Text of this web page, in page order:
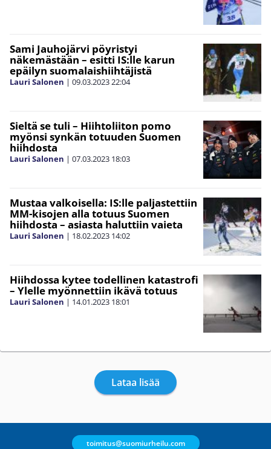
Sami Jauhojärvi pöyristyi
näkemästään – esitti IS:lle karun
epäilyn suomalaishiihtäjistä
Lauri Salonen | 09.03.202322:04
Sieltä se tuli – Hiihtoliiton pomo
myönsi synkän totuuden Suomen
hiihdosta
Lauri Salonen | 07.03.2023 18:03
Mustaa valkoisella: IS:lle paljastettiin
MM-kisojen alla totuus Suomen
hiihdosta – asiasta haluttiin vaieta
Lauri Salonen | 18.02.2023 14:02
Hiihdossa kytee todellinen katastrofi
– Ylelle myönnettiin ikävä totuus
Lauri Salonen | 14.01.2023 18:01
Lataa lisää
toimitus@suomiurheilu.com